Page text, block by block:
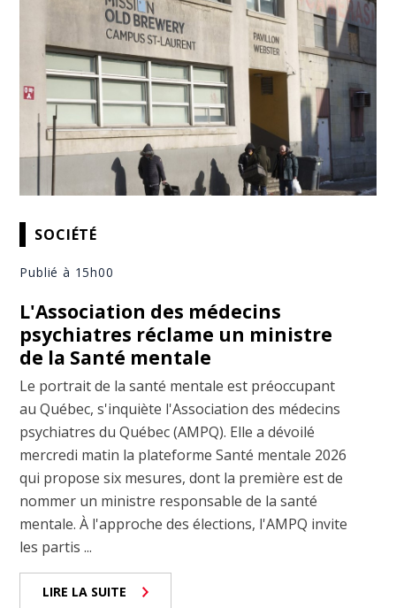
SOCIÉTÉ
Publié à 15h00
L'Association des médecins
psychiatres réclame un ministre
de la Santé mentale
Le portrait de la santé mentale est préoccupant
au Québec, s'inquiète l'Association des médecins
psychiatres du Québec (AMPQ). Elle a dévoilé
mercredi matin la plateforme Santé mentale 2026
qui propose six mesures, dont la première est de
nommer un ministre responsable de la santé
mentale. À l'approche des élections, l'AMPQ invite
les partis ...
LIRE LA SUITE